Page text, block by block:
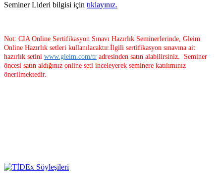
Seminer Lideri bilgisi için tıklayınız.
Not: CIA Online Sertifikasyon Sınavı Hazırlık Seminerlerinde, Gleim
Online Hazırlık setleri kullanılacaktır.İlgili sertifikasyon sınavına ait
hazırlık setini www.gleim.com/tr adresinden satın alabilirsiniz. Seminer
öncesi satın aldığınız online seti inceleyerek seminere katılımınız
önerilmektedir.